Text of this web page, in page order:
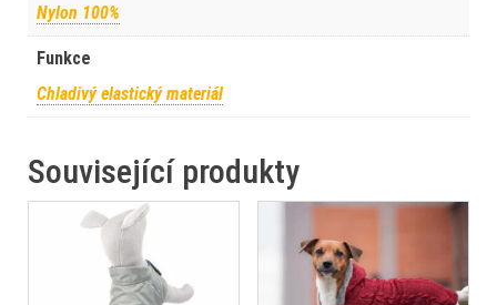
Nylon 100%
Funkce
Chladivý elastický materiál
Související produkty